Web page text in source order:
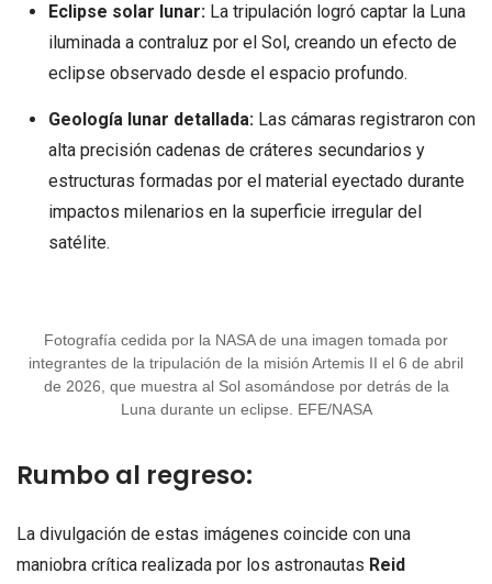
Eclipse solar lunar:La tripulación logró captar la Luna
iluminada a contraluz por el Sol, creando un efecto de
eclipse observado desde el espacio profundo.
Geología lunar detallada:Las cámaras registraron con
alta precisión cadenas de cráteres secundarios y
estructuras formadas por el material eyectado durante
impactos milenarios en la superficie irregular del
satélite.
Fotografía cedida por la NASA de una imagen tomada por
integrantes de la tripulación de la misión Artemis II el 6 de abril
de 2026, que muestra al Sol asomándose por detrás de la
Luna durante un eclipse. EFE/NASA
Rumbo al regreso:
La divulgación de estas imágenes coincide con una
maniobra crítica realizada por los astronautas Reid